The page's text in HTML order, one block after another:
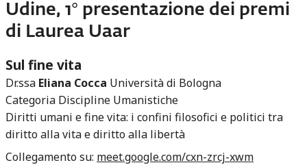
Udine, 1° presentazione dei premi
di Laurea Uaar
Sul fine vita
Dr.ssa Eliana Cocca Università di Bologna
Categoria Discipline Umanistiche
Diritti umani e fine vita: i confini filosofici e politici tra
diritto alla vita e diritto alla libertà
Collegamento su: meet.google.com/cxn-zrcj-xwm